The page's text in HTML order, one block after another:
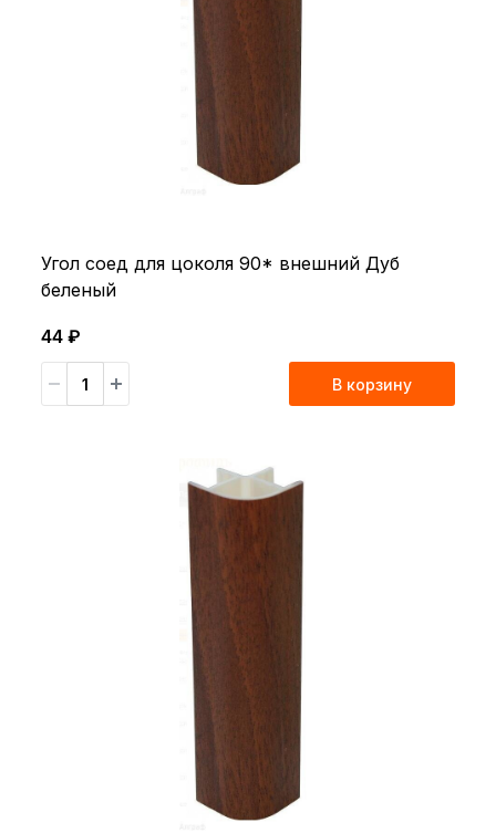
Угол соед для цоколя 90* внешний Дуб
беленый
44 ₽
В корзину